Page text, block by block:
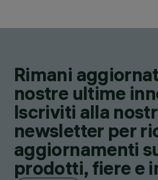
Rimani
nostre ultime
Iscriviti alla
newsletter per
aggiornamenti
prodotti, fiere e